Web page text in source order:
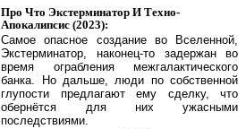
Про Что Экстерминатор И Техно-
Апокалипсис (2023):
Самое опасное создание во Вселенной,
Экстерминатор, наконец-то задержан во
время ограбления межгалактического
банка. Но дальше, люди по собственной
глупости предлагают ему сделку, что
обернётся для них ужасными
последствиями.